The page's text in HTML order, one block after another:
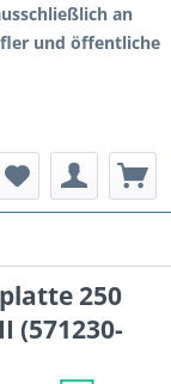
an
und öffentliche
250
(571230-